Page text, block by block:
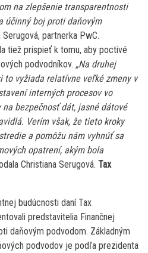
na zlepšenie transparentnosti
účinný boj proti daňovým
partnerka PwC.
tiež prispieť k tomu, aby poctivé
podvodníkov. „Na druhej
to vyžiada relatívne veľké zmeny v
interných procesov vo
bezpečnosť dát, jasné dátové
Verím však, že tieto kroky
a pomôžu nám vyhnúť sa
opatrení, akým bola
Christiana Serugová. Tax
budúcnosti daní Tax
predstavitelia Finančnej
daňovým podvodom. Základným
podvodov je podľa prezidenta